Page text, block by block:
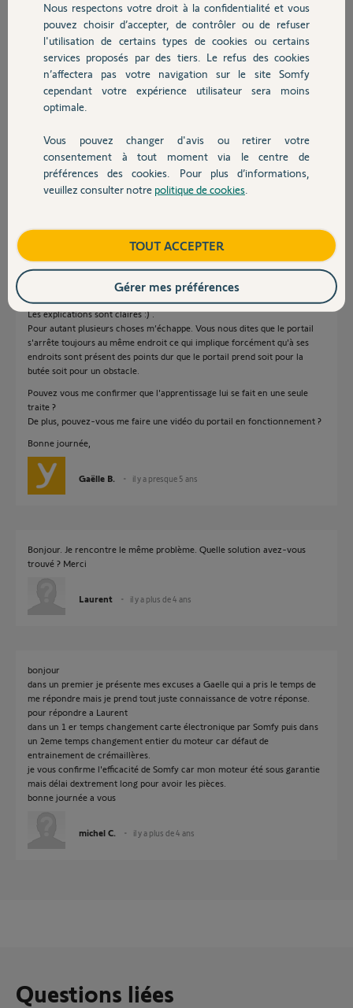
Chauffage
Autres produits
Devis avec un pro
Contact
ne faut vraiment pas être pressé !!!!
Je ne sais pas si je suis vraiment claire dans mes explications....
Je précise que la carte électronique a été changé il y a 1 mois ...
Merci infiniment de prendre le temps d'essayer de me venir en aide.
Merci a tous
Merci,
Flavie C.
il y a presque 5 ans
Participer au fil de discussion
Réponses
Les explications sont claires :) .
Pour autant plusieurs choses m’échappe. Vous nous dites que le portail
s'arrête toujours au même endroit ce qui implique forcément qu'à ses
endroits sont présent des points dur que le portail prend soit pour la
butée soit pour un obstacle.
Pouvez vous me confirmer que l'apprentissage lui se fait en une seule
traite ?
De plus, pouvez-vous me faire une vidéo du portail en fonctionnement ?
Bonne journée,
Gaëlle B. il y a presque 5 ans
Bonjour. Je rencontre le même problème. Quelle solution avez-vous
trouvé ? Merci
Laurent il y a plus de 4 ans
bonjour
dans un premier je présente mes excuses a Gaelle qui a pris le temps de
me répondre mais je prend tout juste connaissance de votre réponse.
pour répondre a Laurent
dans un 1 er temps changement carte électronique par Somfy puis dans
un 2eme temps changement entier du moteur car défaut de
entrainement de crémaillères.
je vous confirme l'efficacité de Somfy car mon moteur été sous garantie
mais délai dextrement long pour avoir les pièces.
bonne journée a vous
michel C. il y a plus de 4 ans
Questions liées
Nous respectons votre droit à la confidentialité et vous
pouvez choisir d’accepter, de contrôler ou de refuser
l'utilisation de certains types de cookies ou certains
services proposés par des tiers. Le refus des cookies
n’affectera pas votre navigation sur le site Somfy
cependant votre expérience utilisateur sera moins
optimale.
Vous pouvez changer d'avis ou retirer votre
consentement à tout moment via le centre de
préférences des cookies. Pour plus d’informations,
veuillez consulter notre politique de cookies
TOUT ACCEPTER
Gérer mes préférences